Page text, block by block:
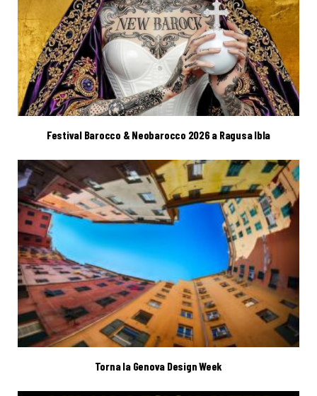
Festival Barocco & Neobarocco 2026 a Ragusa Ibla
Torna la Genova Design Week